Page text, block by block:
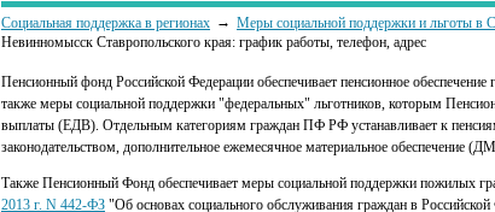
Социальная поддержка в регионах Меры социальной поддержки и льготы в
Невинномысск Ставропольского края: график работы, телефон, адрес
Пенсионный фонд Российской Федерации обеспечивает пенсионное обеспечение
также меры социальной поддержки "федеральных" льготников, которым
выплаты (ЕДВ). Отдельным категориям граждан ПФ РФ устанавливает к
законодательством, дополнительное ежемесячное материальное обеспечение
Также Пенсионный Фонд обеспечивает меры социальной поддержки пожилых
2013 г. N 442-ФЗ "Об основах социального обслуживания граждан в